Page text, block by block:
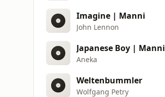
Imagine | Manni
John Lennon
Japanese Boy | Manni
Aneka
Weltenbummler
Wolfgang Petry